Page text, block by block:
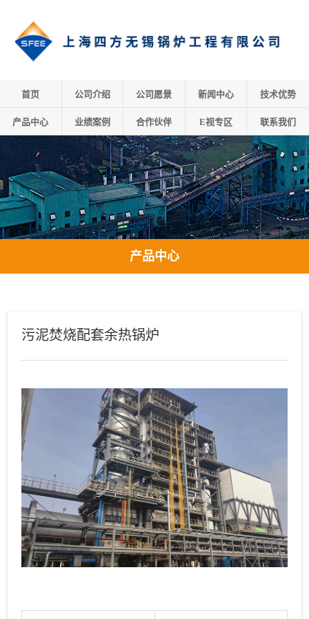
首页 公司介绍 公司愿景 新闻中心 技术优势
产品中心 业绩案例 合作伙伴 E视专区 联系我们
产品中心
污泥焚烧配套余热锅炉